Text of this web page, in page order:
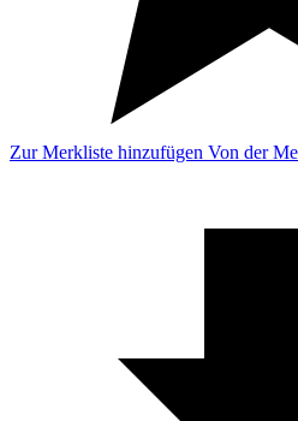
Zur Merkliste hinzufügen Von der